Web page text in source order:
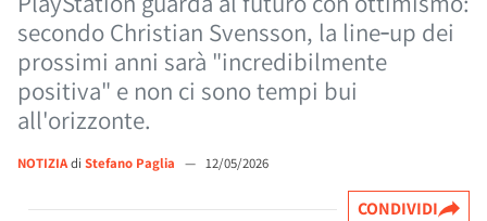
secondo Christian Svensson, la line‑up dei
prossimi anni sarà "incredibilmente
positiva" e non ci sono tempi bui
all'orizzonte.
NOTIZIAdi Stefano Paglia — 12/05/2026
CONDIVIDI